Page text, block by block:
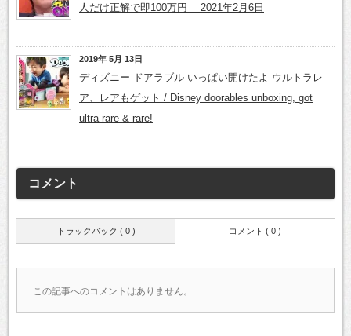
人だけ正解で即100万円 2021年2月6日
2019年 5月 13日
ディズニー ドアラブル いっぱい開けたよ ウルトラレ
ア、レアもゲット / Disney doorables unboxing, got
ultra rare & rare!
コメント
トラックバック ( 0 ) コメント ( 0 )
この記事へのコメントはありません。